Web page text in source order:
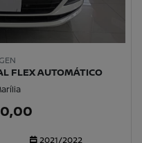
FLEX AUTOMÁTICO
2021/2022